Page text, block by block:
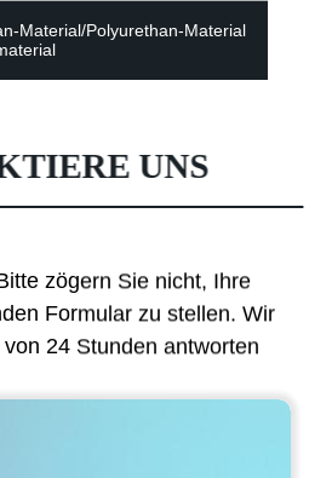
Material/Polyurethan-Material
UNS
zögern Sie nicht, Ihre
Formular zu stellen. Wir
24 Stunden antworten